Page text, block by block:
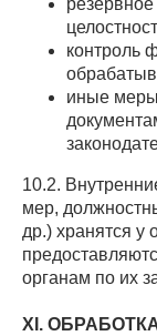
контроль
иные
10.2.
мер,
др.) хранятся у
органам по их
XI.